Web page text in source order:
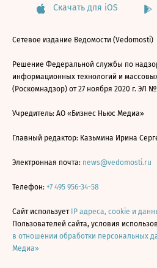
Скачать для iOS
Сетевое издание Ведомости (Vedomosti)
Решение Федеральной службы по
информационных технологий и
(Роскомнадзор) от 27 ноября 2020 г. ЭЛ №
Учредитель: АО «Бизнес Ньюс Медиа»
Главный редактор: Казьмина Ирина
Электронная почта: news@vedomosti.ru
Телефон: +7 495 956-34-58
Сайт использует IP адреса, cookie и
Пользователей сайта, условия
в отношении обработки персональных
Медиа»